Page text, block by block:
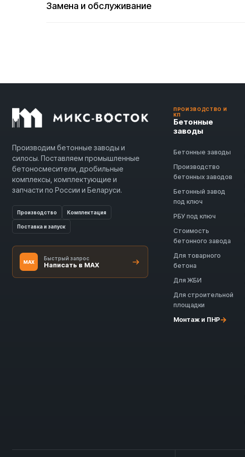
Замена и обслуживание
Производим бетонные заводы и
силосы. Поставляем промышленные
бетоносмесители, дробильные
комплексы, комплектующие и
запчасти по России и Беларуси.
Производство Комплектация
Поставка и запуск
MAX
Быстрый запрос
Написать в MAX
ПРОИЗВОДСТВО И
КП
Бетонные
заводы
Бетонные заводы
Производство
бетонных заводов
Бетонный завод
под ключ
РБУ под ключ
Стоимость
бетонного завода
Для товарного
бетона
Для ЖБИ
Для строительной
площадки
Монтаж и ПНР→